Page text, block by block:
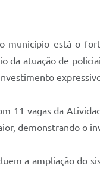
município está o
da atuação de
11 vagas da
demonstrando o
a ampliação do